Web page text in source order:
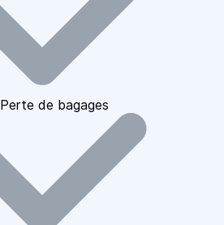
Perte de bagages